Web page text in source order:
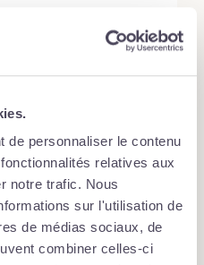
de personnaliser le contenu
relatives aux
notre trafic. Nous
sur l'utilisation de
de médias sociaux, de
combiner celles-ci